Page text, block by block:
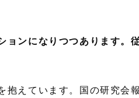
ョンになりつつあります。
えています。国の研究会